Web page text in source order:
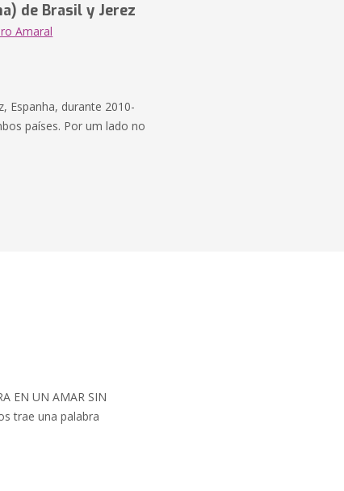
de Brasil y Jerez
Amaral
Espanha, durante 2010-
países. Por um lado no
EN UN AMAR SIN
trae una palabra